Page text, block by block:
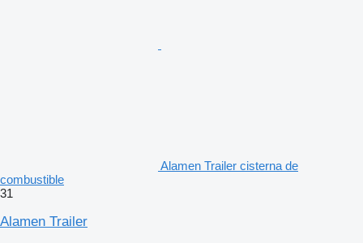
Alamen Trailer cisterna de
combustible
31
Alamen Trailer